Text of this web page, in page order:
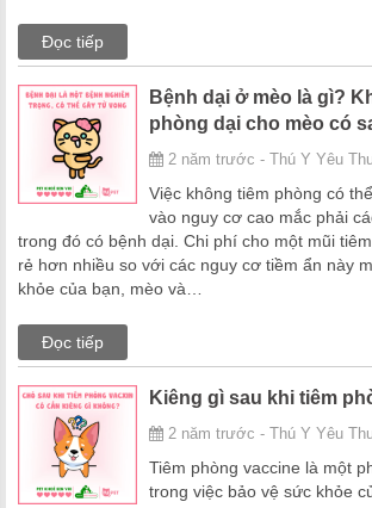
Đọc tiếp
Bệnh dại ở mèo là gì?
phòng dại cho mèo có
2 năm trước - Thú Y Yêu
Việc không tiêm phòng có
vào nguy cơ cao mắc phải
trong đó có bệnh dại. Chi phí cho một mũi
rẻ hơn nhiều so với các nguy cơ tiềm ẩn này
khỏe của bạn, mèo và…
Đọc tiếp
Kiêng gì sau khi tiêm
2 năm trước - Thú Y Yêu
Tiêm phòng vaccine là một
trong việc bảo vệ sức khỏe